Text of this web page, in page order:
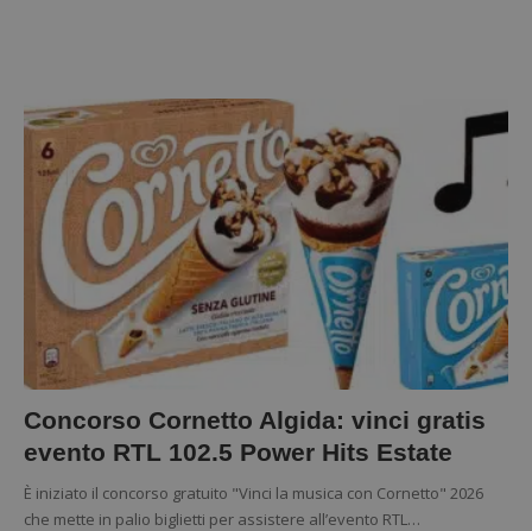
Concorso Cornetto Algida: vinci gratis
evento RTL 102.5 Power Hits Estate
È iniziato il concorso gratuito "Vinci la musica con Cornetto" 2026
che mette in palio biglietti per assistere all’evento RTL…